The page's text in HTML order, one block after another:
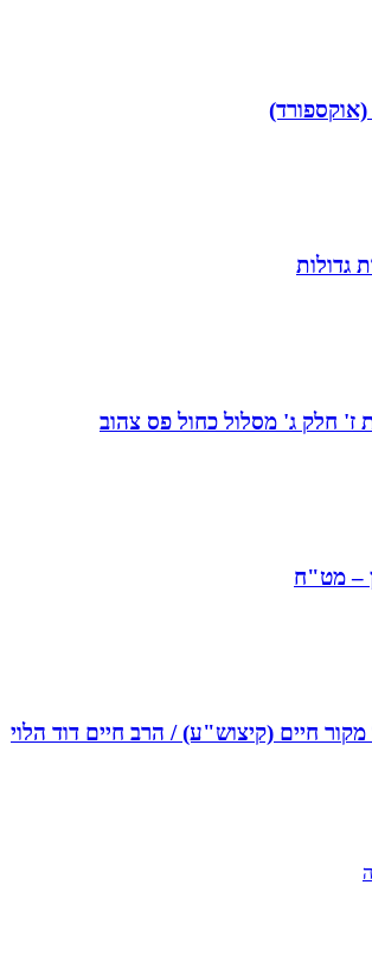
גדולות
חלק ג' מסלול כחול פס צהוב
– מט"ח
מקור חיים (קיצוש"ע) / הרב חיים דוד הלוי